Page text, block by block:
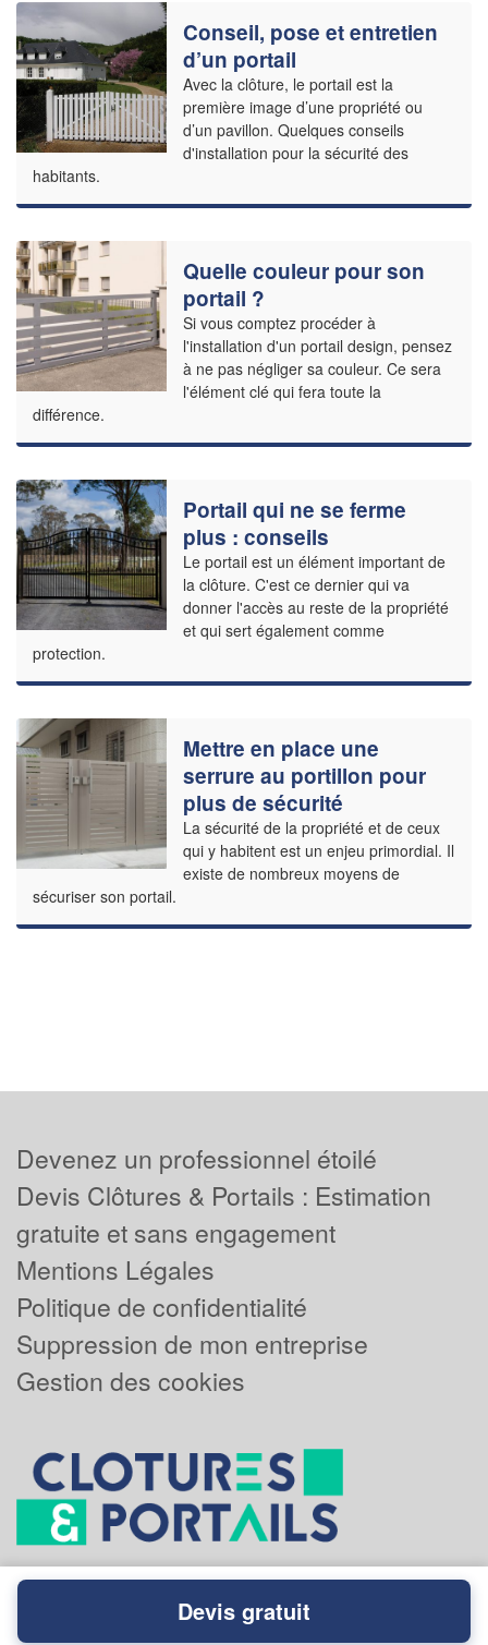
Conseil, pose et entretien
d’un portail
Avec la clôture, le portail est la
première image d’une propriété ou
d’un pavillon. Quelques conseils
d'installation pour la sécurité des
habitants.
Quelle couleur pour son
portail ?
Si vous comptez procéder à
l'installation d'un portail design, pensez
à ne pas négliger sa couleur. Ce sera
l'élément clé qui fera toute la
différence.
Portail qui ne se ferme
plus : conseils
Le portail est un élément important de
la clôture. C'est ce dernier qui va
donner l'accès au reste de la propriété
et qui sert également comme
protection.
Mettre en place une
serrure au portillon pour
plus de sécurité
La sécurité de la propriété et de ceux
qui y habitent est un enjeu primordial. Il
existe de nombreux moyens de
sécuriser son portail.
Devenez un professionnel étoilé
Devis Clôtures & Portails : Estimation
gratuite et sans engagement
Mentions Légales
Politique de confidentialité
Suppression de mon entreprise
Gestion des cookies
Powered byPlus que pro
Devis gratuit